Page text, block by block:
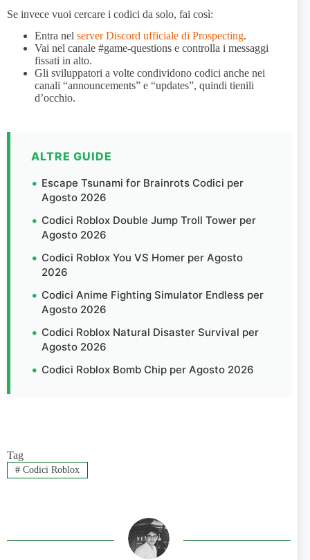
Se invece vuoi cercare i codici da solo, fai così:
Entra nel server Discord ufficiale di Prospecting.
Vai nel canale #game-questions e controlla i messaggi
fissati in alto.
Gli sviluppatori a volte condividono codici anche nei
canali “announcements” e “updates”, quindi tienili
d’occhio.
ALTRE GUIDE
Escape Tsunami for Brainrots Codici per
Agosto 2026
Codici Roblox Double Jump Troll Tower per
Agosto 2026
Codici Roblox You VS Homer per Agosto
2026
Codici Anime Fighting Simulator Endless per
Agosto 2026
Codici Roblox Natural Disaster Survival per
Agosto 2026
Codici Roblox Bomb Chip per Agosto 2026
Tag
#Codici Roblox